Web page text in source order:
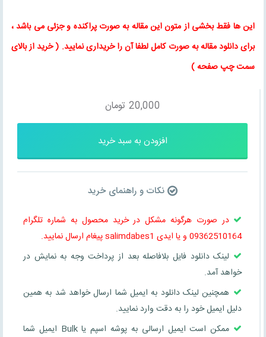
این ها فقط بخشی از متون اینمقالهبه صورت پراکنده و جزئی می باشد ،
برایدانلود مقالهبه صورت کامل لطفا آن را خریداری نمایید. ( خرید از بالای
سمت چپ صفحه )
20,000 تومان
افزودن به سبد خرید
نکات و راهنمای خرید
در صورت هرگونه مشکل در خرید محصول به شماره تلگرام
09362510164 و یا ایدی salimdabes1 پیغام ارسال نمایید.
لینک دانلود فایل بلافاصله بعد از پرداخت وجه به نمایش در
خواهد آمد.
همچنین لینک دانلود به ایمیل شما ارسال خواهد شد به همین
دلیل ایمیل خود را به دقت وارد نمایید.
ممکن است ایمیل ارسالی به پوشه اسپم یا Bulk ایمیل شما